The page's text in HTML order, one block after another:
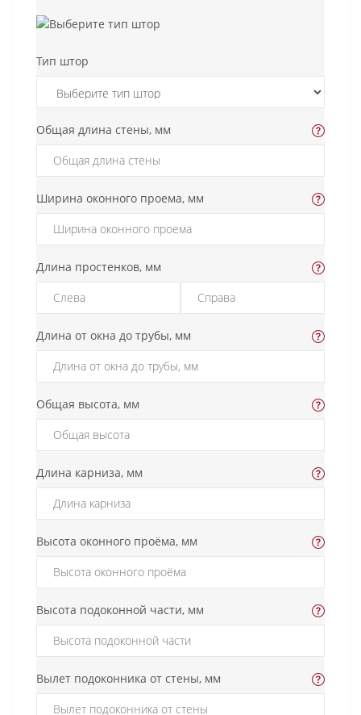
Тип штор
Общая длина стены, мм
Ширина оконного проема, мм
Длина простенков, мм
Длина от окна до трубы, мм
Общая высота, мм
Длина карниза, мм
Высота оконного проёма, мм
Высота подоконной части, мм
Вылет подоконника от стены, мм